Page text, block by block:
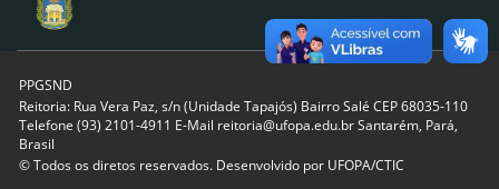
PPGSND
Reitoria: Rua Vera Paz, s/n (Unidade Tapajós) Bairro Salé CEP 68035-110
Telefone (93) 2101-4911 E-Mail reitoria@ufopa.edu.br Santarém, Pará,
Brasil
© Todos os diretos reservados. Desenvolvido por UFOPA/CTIC